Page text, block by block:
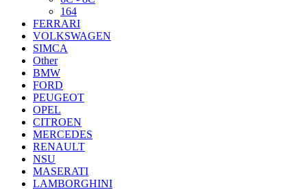
164
FERRARI
VOLKSWAGEN
SIMCA
Other
BMW
FORD
PEUGEOT
OPEL
CITROEN
MERCEDES
RENAULT
NSU
MASERATI
LAMBORGHINI